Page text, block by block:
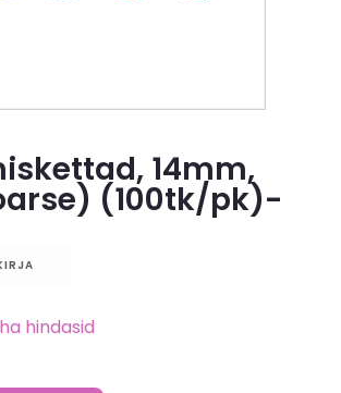
14mm,
(100tk/pk)-
hindasid